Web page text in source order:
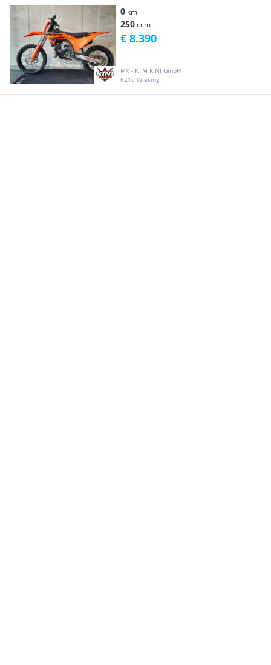
0 km
250ccm
MX - KTM KINI GmbH
6210 Wiesing
€ 8.390